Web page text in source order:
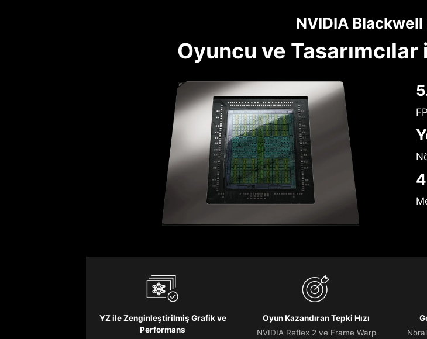
NVIDIA
Oyuncu ve
YZ ile Zenginleştirilmiş Grafik ve
Performans
Oyun Kazandıran Tepki Hızı
NVIDIA Reflex 2 ve Frame Warp